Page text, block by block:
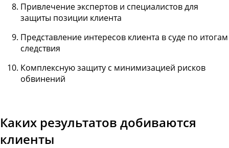
Привлечение экспертов и специалистов для
защиты позиции клиента
Представление интересов клиента в суде по итогам
следствия
Комплексную защиту с минимизацией рисков
обвинений
Каких результатов добиваются
клиенты